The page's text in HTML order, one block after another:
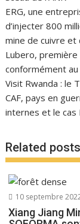
ERG, une
d’injecter 800
mine de cuivre et
Lubero, première
conformément
Visit Rwanda : le
CAF, pays en
internes et le cas
Related posts
10 septembre
Xiang Jiang